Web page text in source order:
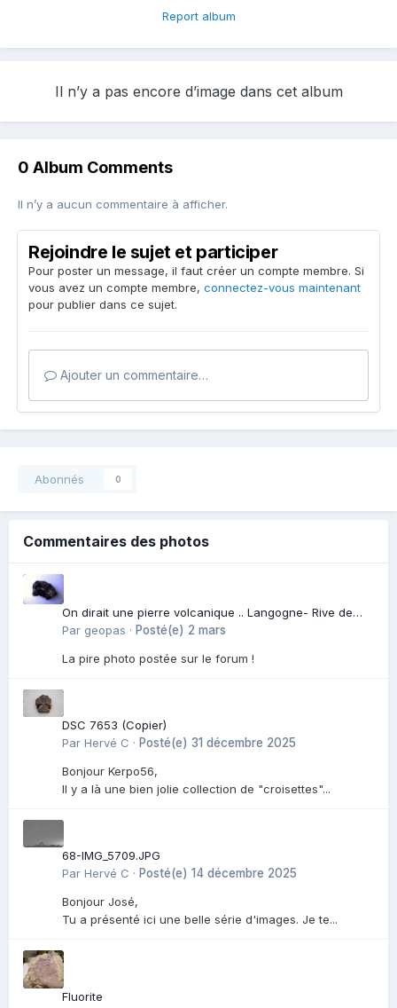
Report album
Il n’y a pas encore d’image dans cet album
0 Album Comments
Il n’y a aucun commentaire à afficher.
Rejoindre le sujet et participer
Pour poster un message, il faut créer un compte membre. Si
vous avez un compte membre, connectez-vous maintenant
pour publier dans ce sujet.
Ajouter un commentaire…
Abonnés 0
Commentaires des photos
On dirait une pierre volcanique .. Langogne- Rive de
l\'Alli
Par geopas · Posté(e) 2 mars
La pire photo postée sur le forum !
DSC 7653 (Copier)
Par Hervé C · Posté(e) 31 décembre 2025
Bonjour Kerpo56,
Il y a là une bien jolie collection de "croisettes"...
68-IMG_5709.JPG
Par Hervé C · Posté(e) 14 décembre 2025
Bonjour José,
Tu a présenté ici une belle série d'images. Je te...
Fluorite